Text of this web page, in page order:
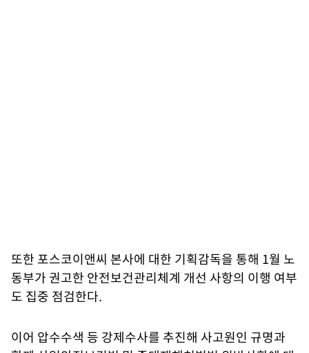
또한 포스코이앤씨 본사에 대한 기획감독을 통해 1월 노
동부가 권고한 안전보건관리체계 개선 사항의 이행 여부
도 집중 점검한다.
이어 압수수색 등 강제수사를 추진해 사고원인 규명과